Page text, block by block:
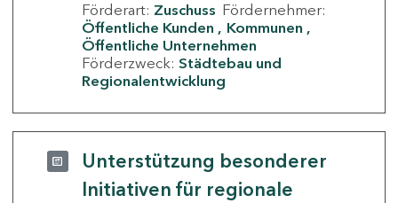
Förderart: Zuschuss Fördernehmer:
Öffentliche Kunden
Kommunen
Öffentliche Unternehmen
Förderzweck: Städtebau und
Regionalentwicklung
Unterstützung besonderer
Initiativen für regionale